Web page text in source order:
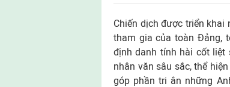
Chiến dịch được triển
tham gia của toàn Đảng,
định danh tính hài cốt liệt
nhân văn sâu sắc, thể
góp phần tri ân những